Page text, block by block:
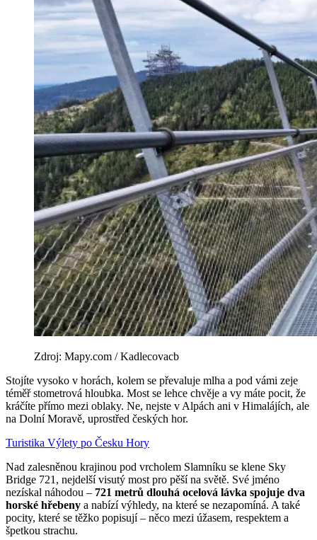
Zdroj: Mapy.com / Kadlecovacb
Stojíte vysoko v horách, kolem se převaluje mlha a pod vámi zeje
téměř stometrová hloubka. Most se lehce chvěje a vy máte pocit, že
kráčíte přímo mezi oblaky. Ne, nejste v Alpách ani v Himalájích, ale
na Dolní Moravě, uprostřed českých hor.
Turistika Výlety po Česku Hory
Nad zalesněnou krajinou pod vrcholem Slamníku se klene Sky
Bridge 721, nejdelší visutý most pro pěší na světě. Své jméno
nezískal náhodou – 721 metrů dlouhá ocelová lávka spojuje dva
horské hřebeny a nabízí výhledy, na které se nezapomíná. A také
pocity, které se těžko popisují – něco mezi úžasem, respektem a
špetkou strachu.